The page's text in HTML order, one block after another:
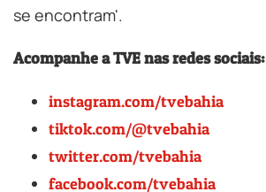
se encontram'.
Acompanhe a TVE nas redes sociais:
instagram.com/tvebahia
tiktok.com/@tvebahia
twitter.com/tvebahia
facebook.com/tvebahia